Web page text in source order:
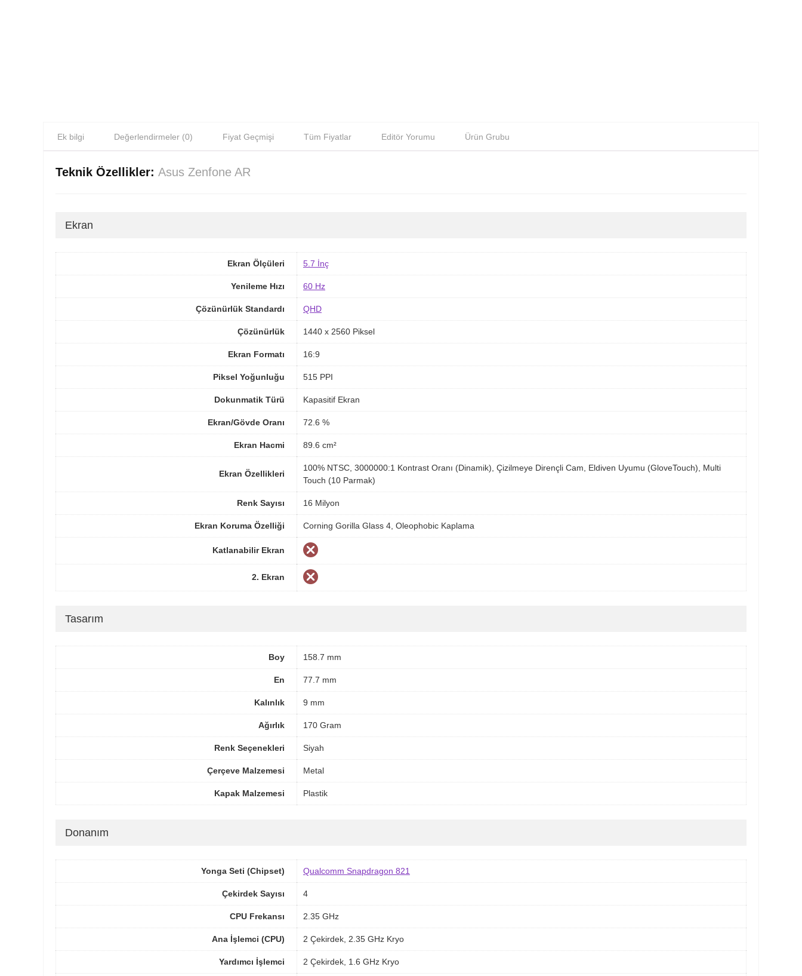
Ek bilgi Değerlendirmeler (0) Fiyat Geçmişi Tüm Fiyatlar Editör Yorumu Ürün Grubu
Teknik Özellikler: Asus Zenfone AR
Ekran
Ekran Ölçüleri 5.7 İnç
Yenileme Hızı 60 Hz
Çözünürlük Standardı QHD
Çözünürlük 1440 x 2560 Piksel
Ekran Formatı 16:9
Piksel Yoğunluğu 515 PPI
Dokunmatik Türü Kapasitif Ekran
Ekran/Gövde Oranı 72.6 %
Ekran Hacmi 89.6 cm²
Ekran Özellikleri
100% NTSC, 3000000:1 Kontrast Oranı (Dinamik), Çizilmeye Dirençli Cam, Eldiven Uyumu (GloveTouch), Multi
Touch (10 Parmak)
Renk Sayısı 16 Milyon
Ekran Koruma Özelliği Corning Gorilla Glass 4, Oleophobic Kaplama
Katlanabilir Ekran
2. Ekran
Tasarım
Boy 158.7 mm
En 77.7 mm
Kalınlık 9 mm
Ağırlık 170 Gram
Renk Seçenekleri Siyah
Çerçeve Malzemesi Metal
Kapak Malzemesi Plastik
Donanım
Yonga Seti (Chipset) Qualcomm Snapdragon 821
Çekirdek Sayısı 4
CPU Frekansı 2.35 GHz
Ana İşlemci (CPU) 2 Çekirdek, 2.35 GHz Kryo
Yardımcı İşlemci 2 Çekirdek, 1.6 GHz Kryo